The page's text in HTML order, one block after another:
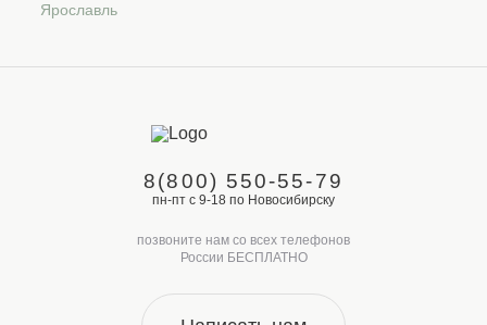
Ярославль
8(800) 550-55-79
пн-пт с 9-18 по Новосибирску
позвоните нам со всех телефонов
России БЕСПЛАТНО